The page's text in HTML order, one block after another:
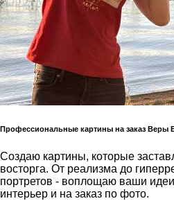
Профессиональные картины на заказ Веры
Создаю картины, которые
восторга. От реализма до
портретов - воплощаю ваши
интерьер и на заказ по фото.